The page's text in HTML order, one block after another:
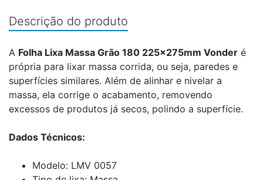
Descrição do produto
A Folha Lixa Massa Grão 180 225x275mm Vonder é
própria para lixar massa corrida, ou seja, paredes e
superfícies similares. Além de alinhar e nivelar a
massa, ela corrige o acabamento, removendo
excessos de produtos já secos, polindo a superfície.
Dados Técnicos:
Modelo: LMV 0057